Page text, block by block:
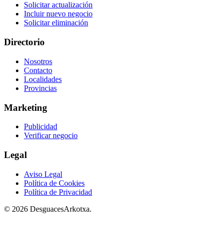
Solicitar actualización
Incluir nuevo negocio
Solicitar eliminación
Directorio
Nosotros
Contacto
Localidades
Provincias
Marketing
Publicidad
Verificar negocio
Legal
Aviso Legal
Política de Cookies
Política de Privacidad
© 2026 DesguacesArkotxa.